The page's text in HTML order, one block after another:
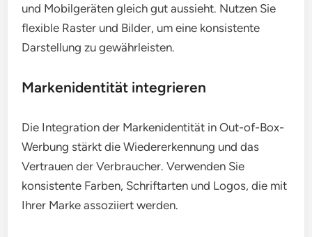
und Mobilgeräten gleich gut aussieht. Nutzen Sie
flexible Raster und Bilder, um eine konsistente
Darstellung zu gewährleisten.
Markenidentität integrieren
Die Integration der Markenidentität in Out-of-Box-
Werbung stärkt die Wiedererkennung und das
Vertrauen der Verbraucher. Verwenden Sie
konsistente Farben, Schriftarten und Logos, die mit
Ihrer Marke assoziiert werden.